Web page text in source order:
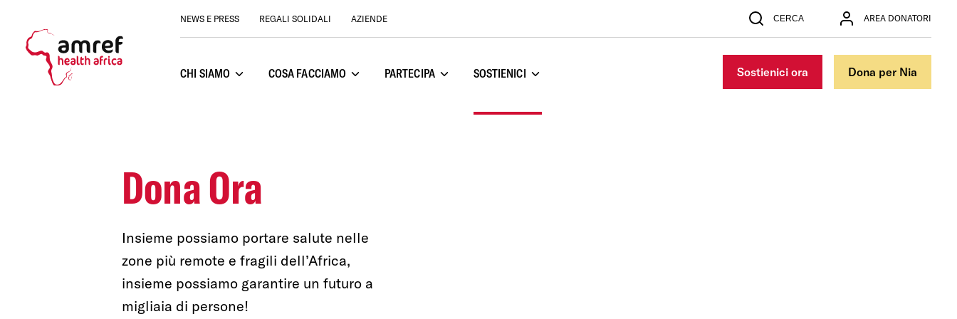
CERCA AREA DONATORI
CHI SIAMO COSA FACCIAMO PARTECIPA SOSTIENICI
NEWS E PRESS REGALI SOLIDALI AZIENDE
Sostienici ora Dona per Nia
Dona Ora
Insieme possiamo portare salute nelle
zone più remote e fragili dell’Africa,
insieme possiamo garantire un futuro a
migliaia di persone!